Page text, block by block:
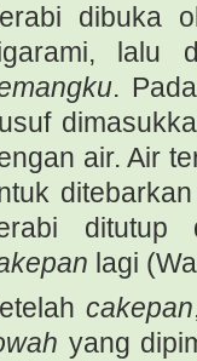
dibuka
lalu
.
air. Air
ditutup
lagi
cakepan
yang